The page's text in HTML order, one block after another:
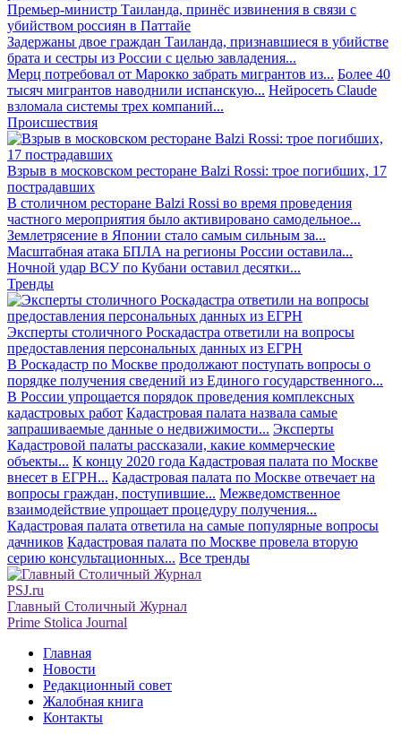
Премьер-министр Таиланда, принёс извинения в связи с
убийством россиян в Паттайе
Задержаны двое граждан Таиланда, признавшиеся в убийстве
брата и сестры из России с целью завладения...
Мерц потребовал от Марокко забрать мигрантов из... Более 40
тысяч мигрантов наводнили испанскую... Нейросеть Claude
взломала системы трех компаний...
Происшествия
Взрыв в московском ресторане Balzi Rossi: трое погибших, 17
пострадавших
В столичном ресторане Balzi Rossi во время проведения
частного мероприятия было активировано самодельное...
Землетрясение в Японии стало самым сильным за...
Масштабная атака БПЛА на регионы России оставила...
Ночной удар ВСУ по Кубани оставил десятки...
Тренды
Эксперты столичного Роскадастра ответили на вопросы
предоставления персональных данных из ЕГРН
В Роскадастр по Москве продолжают поступать вопросы о
порядке получения сведений из Единого государственного...
В России упрощается порядок проведения комплексных
кадастровых работ Кадастровая палата назвала самые
запрашиваемые данные о недвижимости... Эксперты
Кадастровой палаты рассказали, какие коммерческие
объекты... К концу 2020 года Кадастровая палата по Москве
внесет в ЕГРН... Кадастровая палата по Москве отвечает на
вопросы граждан, поступившие... Межведомственное
взаимодействие упрощает процедуру получения...
Кадастровая палата ответила на самые популярные вопросы
дачников Кадастровая палата по Москве провела вторую
серию консультационных... Все тренды
PSJ.ru
Главный Столичный Журнал
Prime Stolica Journal
Главная
Новости
Редакционный совет
Жалобная книга
Контакты